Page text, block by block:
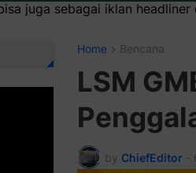
di atas (600x100)px
Home Bencana
LSM
by ChiefEditor -